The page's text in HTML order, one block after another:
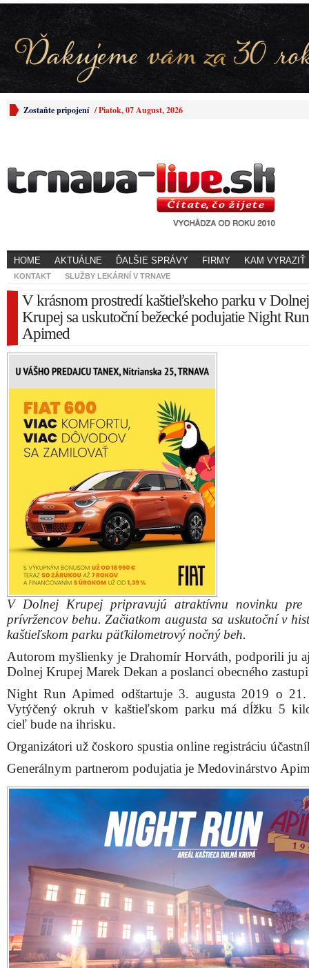
Zostaňte pripojení /Piatok, 07 August, 2026
HOME AKTUÁLNE ĎALŠIE SPRÁVY FIRMY KAM VYRAZIŤ
KONTAKT SLUŽBY LEKÁRNÍ V TRNAVE
V krásnom prostredí kaštieľskeho parku v Dolnej
Krupej sa uskutoční bežecké podujatie Night Run
Apimed
V Dolnej Krupej pripravujú atraktívnu novinku pre
prívržencov behu. Začiatkom augusta sa uskutoční v
kaštieľskom parku päťkilometrový nočný beh.
Autorom myšlienky je Drahomír Horváth, podporili ju aj
Dolnej Krupej Marek Dekan a poslanci obecného
Night Run Apimed odštartuje 3. augusta 2019 o
Vytýčený okruh v kaštieľskom parku má dĺžku 5
cieľ bude na ihrisku.
Organizátori už čoskoro spustia online registráciu
Generálnym partnerom podujatia je Medovinárstvo